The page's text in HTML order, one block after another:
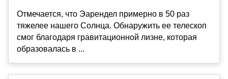
Отмечается, что Эарендел примерно в 50 раз
тяжелее нашего Солнца. Обнаружить ее телескоп
смог благодаря гравитационной лизне, которая
образовалась в ...